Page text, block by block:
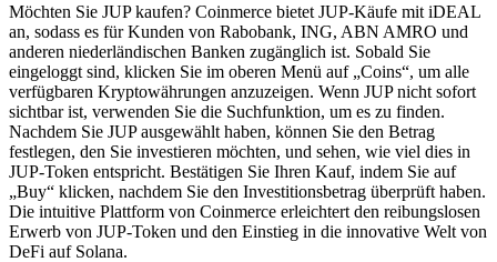
Möchten Sie JUP kaufen? Coinmerce bietet JUP-Käufe mit iDEAL
an, sodass es für Kunden von Rabobank, ING, ABN AMRO und
anderen niederländischen Banken zugänglich ist. Sobald Sie
eingeloggt sind, klicken Sie im oberen Menü auf „Coins“, um alle
verfügbaren Kryptowährungen anzuzeigen. Wenn JUP nicht sofort
sichtbar ist, verwenden Sie die Suchfunktion, um es zu finden.
Nachdem Sie JUP ausgewählt haben, können Sie den Betrag
festlegen, den Sie investieren möchten, und sehen, wie viel dies in
JUP-Token entspricht. Bestätigen Sie Ihren Kauf, indem Sie auf
„Buy“ klicken, nachdem Sie den Investitionsbetrag überprüft haben.
Die intuitive Plattform von Coinmerce erleichtert den reibungslosen
Erwerb von JUP-Token und den Einstieg in die innovative Welt von
DeFi auf Solana.